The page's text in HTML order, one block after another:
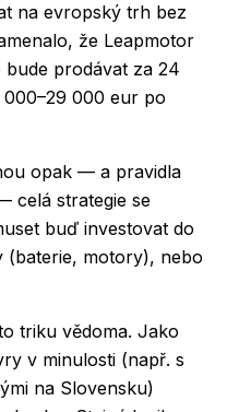
na evropský trh bez
že Leapmotor
bude prodávat za 24
000 eur po
opak — a pravidla
celá strategie se
buď investovat do
(baterie, motory), nebo
triku vědoma. Jako
v minulosti (např. s
na Slovensku)